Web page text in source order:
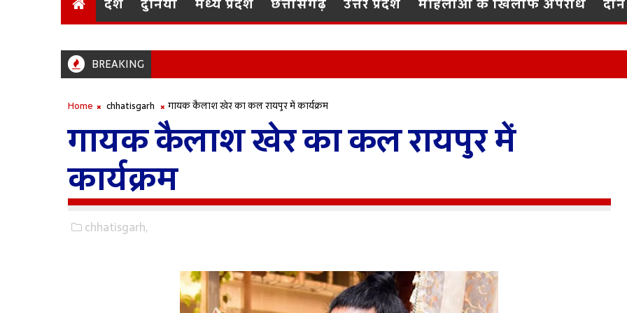
BREAKING
Home chhatisgarh गायक कैलाश खेर का कल रायपुर में कार्यक्रम
गायक कैलाश खेर का कल रायपुर में
कार्यक्रम
chhatisgarh,